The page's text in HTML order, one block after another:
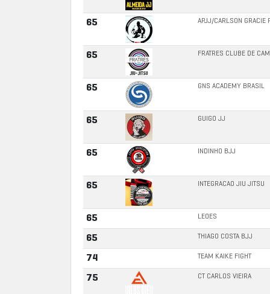
65 APJJ/CARLSON GRACIE
65 FRATRES CLUBE DE
65 GNS ACADEMY BRASIL
65 GUIGO JJ
65 INDINHO BJJ
65 INTEGRACAO JIU JITSU
65 LEOES
65 THIAGO COSTA BJJ
74 TEAM KAIKE FIGHT
75 CT CARLOS VIEIRA